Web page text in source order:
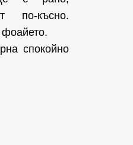
по-късно.
спокойно